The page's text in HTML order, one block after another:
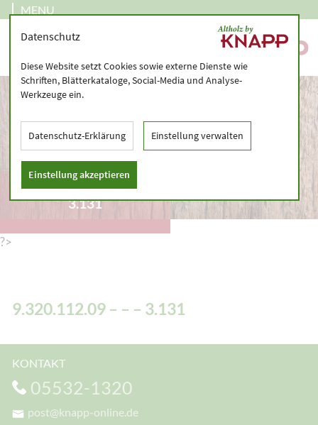
MENU
9.320.112.09 – – –
3.131
?>
9.320.112.09 – – – 3.131
KONTAKT
05532-1320
post@knapp-online.de
Datenschutz
Diese Website setzt Cookies sowie externe Dienste wie
Schriften, Blätterkataloge, Social-Media und Analyse-
Werkzeuge ein.
Datenschutz-Erklärung Einstellung verwalten
Einstellung akzeptieren